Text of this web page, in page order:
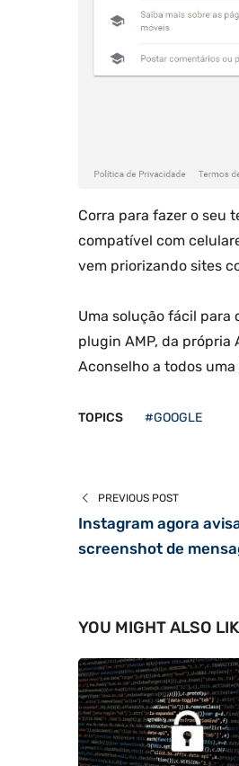
Corra para fazer o seu
compatível com
vem priorizando sites
Uma solução fácil para
plugin AMP, da própria
Aconselho a todos
TOPICS #GOOGLE
PREVIOUS POST
Instagram agora
screenshot de
YOU MIGHT ALSO